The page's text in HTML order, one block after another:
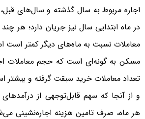
اجاره مربوط به سال‌‌‌‌ گذشته و سال‌های
در ماه ابتدایی سال نیز جریان دارد؛ هر
معاملات نسبت به ماه‌‌‌‌های دیگر کمتر است
مسکن به گونه‌‌‌‌ای است که حجم معاملات
تعداد معاملات خرید سبقت گرفته و بیشتر
و از آنجا که سهم قابل‌توجهی از
هر ماه، صرف تامین هزینه اجاره‌‌‌‌نشینی